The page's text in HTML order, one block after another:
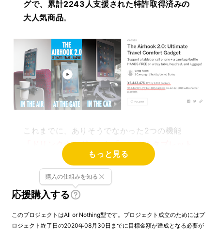
グで、累計2243人支援された特許取得済みの
大人気商品。
これまでに、ありそうでなかった2つの機能
「ドリンクホルダー」と「スマホ＆タブレット
スタンド」がセット になり、 トラベラーのため
理想スタイルを実現しました。
もっと見る
応援購入する
購入の仕組みを知る
このプロジェクトはAll or Nothing型です。プロジェクト成立のためにはプ
ロジェクト終了日の2020年08月30日までに目標金額が達成となる必要が